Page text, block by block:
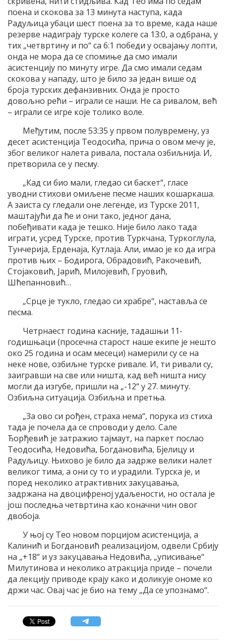
поена и скокова за 13 минута наступа, када
Радуљица убаци шест поена за то време, када наше
резерве надиграју турске колеге са 13:0, а одбрана, у
тих „четвртину и по“ са 6:1 победи у освајању лопти,
онда не мора да се спомиње да смо имали
асистенцију по минуту игре. Да смо имали седам
скокова у нападу, што је било за један више од
броја турских дефанзивних. Онда је просто
довољно рећи – играли се наши. Не са ривалом, већ
– играли се игре које толико воле.
Међутим, после 53:35 у првом полувремену, уз
десет асистенција Теодосића, прича о овом мечу је,
због великог налета ривала, постала озбиљнија. И,
претворила се у песму.
„Кад си био мали, гледао си баскет“, гласе
уводни стихови омиљене песме наших кошаркаша.
А заиста су гледали оне легенде, из Турске 2011,
маштајући да ће и они тако, једног дана,
побеђивати када је тешко. Није било лако тада
играти, усред Турске, против Туркчана, Туркоглула,
Тунчерија, Ерденаја, Кутлаја. Али, имао је ко да игра
против њих – Бодирога, Обрадовић, Ракочевић,
Стојаковић, Јарић, Милојевић, Груовић,
Шћепанновић…
„Срце је тукло, гледао си храбре“, наставља се
песма.
Четрнаест година касније, тадашњи 11-
годишњаци (просечна старост наше екипе је нешто
око 25 година и осам месеци) намерили су се на
неке нове, озбиљне турске ривале. И, ти ривали су,
заигравши на све или ништа, кад већ ништа нису
могли да изгубе, пришли на „-12“ у 27. минуту.
Озбиљна ситуација. Озбиљна и претња.
„За ово си рођен, страха нема“, порука из стиха
тада је почела да се спроводи у дело. Сале
Ђорђевић је затражио тајмаут, на паркет послао
Теодосића, Недовића, Богдановића, Бјелицу и
Радуљицу. Њихово је било да задрже велики налет
великог тима, а они су то и урадили. Турска је, и
поред неколико атрактивних закуцавања,
задржана на двоцифреној удаљености, но остала је
још последња четвртина као коначни чин овог
двобоја.
У њој су Тео новом порцијом асистенција, а
Калинић и Богдановић реализацијом, одвели Србију
на „+18“ и уз закуцавања Недовића, „уписивање“
Милутинова и неколико атракција приде – почели
да лекцију приводе крају како и доликује ономе ко
држи час. Овај час је био на тему „Да се упознамо“.